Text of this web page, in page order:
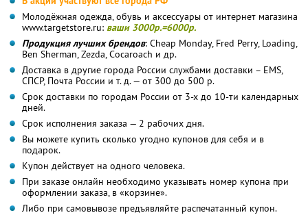
Молодёжная одежда, обувь и аксессуары от интернет магазина
www.targetstore.ru: ваши 3000р.=6000р.
Продукция лучших брендов: Cheap Monday, Fred Perry, Loading,
Ben Sherman, Zezda, Cocaroach и др.
Доставка в другие города России службами доставки – EMS,
СПСР, Почта России и т. д. — от 300 до 500 р.
Срок доставки по городам России от 3-х до 10-ти календарных
дней.
Срок исполнения заказа — 2 рабочих дня.
Вы можете купить сколько угодно купонов для себя и в
подарок.
Купон действует на одного человека.
При заказе онлайн необходимо указывать номер купона при
оформлении заказа, в «корзине».
Либо при самовывозе предъявляйте распечатанный купон.